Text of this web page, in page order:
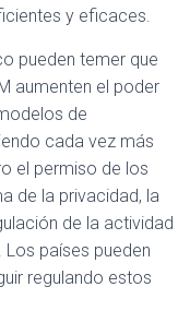
y eficaces.
pueden temer que
aumenten el poder
de
cada vez más
el permiso de los
de la privacidad, la
de la actividad
países pueden
regulando estos